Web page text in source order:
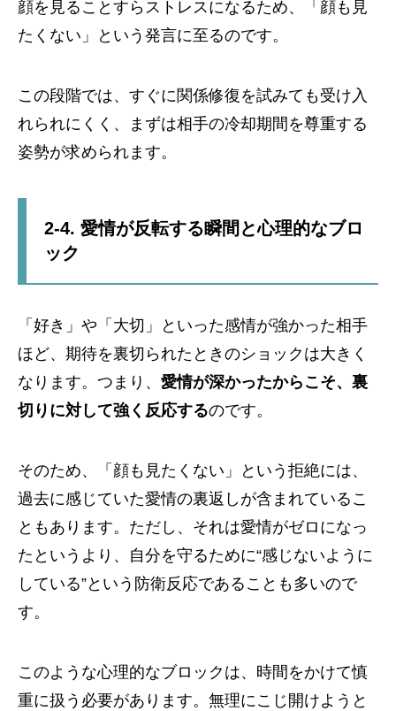
顔を見ることすらストレスになるため、「顔も見
たくない」という発言に至るのです。
この段階では、すぐに関係修復を試みても受け入
れられにくく、まずは相手の冷却期間を尊重する
姿勢が求められます。
2-4. 愛情が反転する瞬間と心理的なブロ
ック
「好き」や「大切」といった感情が強かった相手
ほど、期待を裏切られたときのショックは大きく
なります。つまり、 愛情が深かったからこそ、裏
切りに対して強く反応するのです。
そのため、「顔も見たくない」という拒絶には、
過去に感じていた愛情の裏返しが含まれているこ
ともあります。ただし、それは愛情がゼロになっ
たというより、自分を守るために“感じないように
している”という防衛反応であることも多いので
す。
このような心理的なブロックは、時間をかけて慎
重に扱う必要があります。無理にこじ開けようと